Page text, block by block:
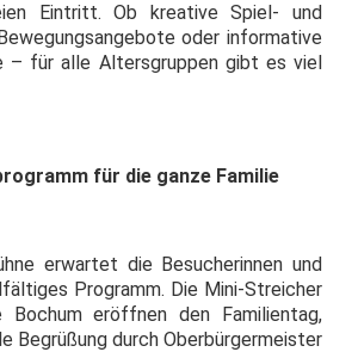
Eintritt. Ob kreative Spiel- und
oder informative
– für alle Altersgruppen gibt es viel
für die ganze Familie
erwartet die Besucherinnen und
Programm. Die Mini-Streicher
Bochum eröffnen den Familientag,
Begrüßung durch Oberbürgermeister